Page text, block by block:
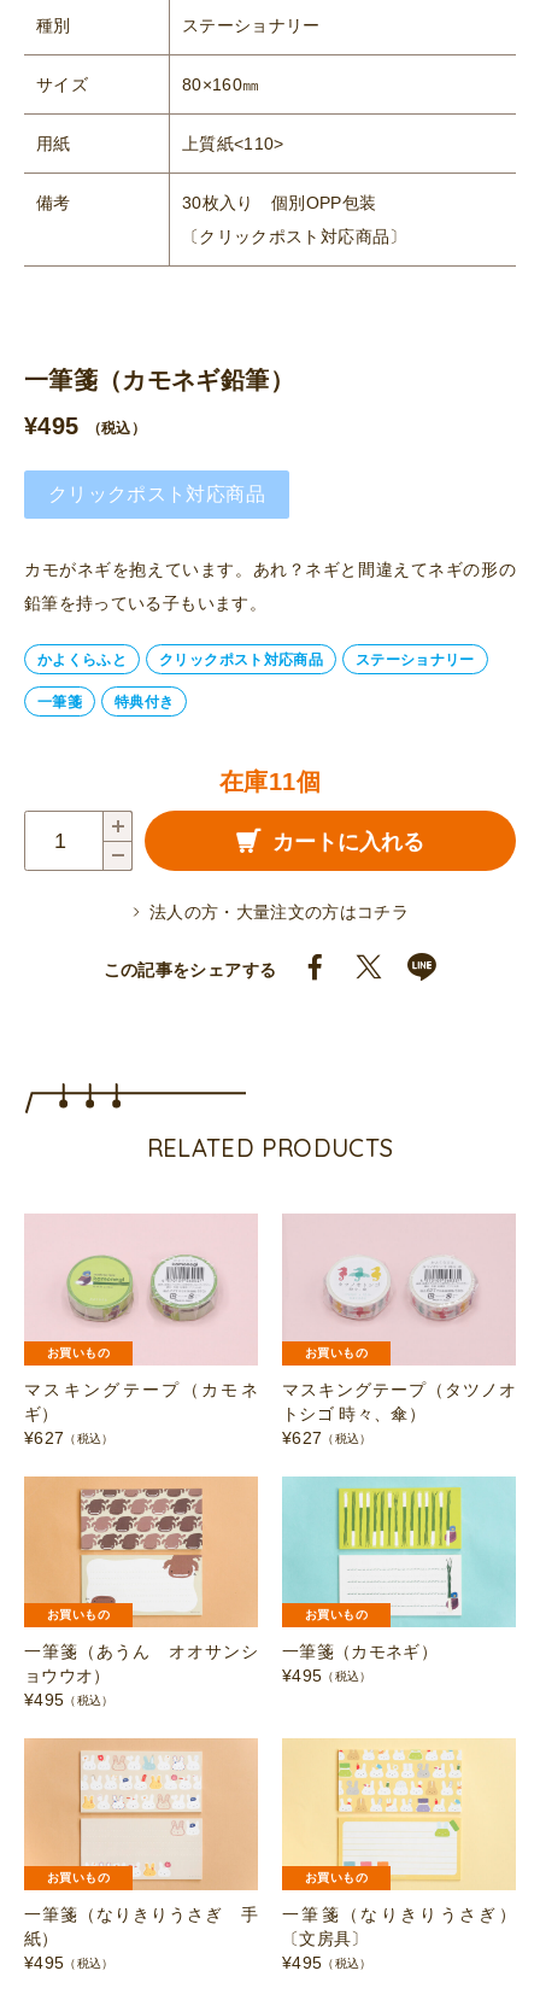
種別 ステーショナリー
サイズ 80×160㎜
用紙 上質紙<110>
備考
30枚入り 個別OPP包装
〔クリックポスト対応商品〕
一筆箋（カモネギ鉛筆）
¥495 （税込）
クリックポスト対応商品
カモがネギを抱えています。あれ？ネギと間違えてネギの形の
鉛筆を持っている子もいます。
かよくらふと クリックポスト対応商品 ステーショナリー
一筆箋 特典付き
在庫11個
筆）
カートに入れる
法人の方・大量注文の方はコチラ
この記事をシェアする
RELATED PRODUCTS
お買いもの
マスキングテープ（カモネ
ギ）
¥627 （税込）
お買いもの
マスキングテープ（タツノオ
トシゴ 時々、傘）
¥627 （税込）
お買いもの
一筆箋（あうん オオサンシ
ョウウオ）
¥495 （税込）
お買いもの
一筆箋（カモネギ）
¥495 （税込）
お買いもの
一筆箋（なりきりうさぎ 手
紙）
¥495 （税込）
お買いもの
一筆箋（なりきりうさぎ）
〔文房具〕
¥495 （税込）